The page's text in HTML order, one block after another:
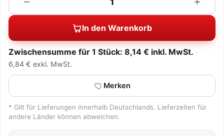
In den Warenkorb
Zwischensumme für 1 Stück: 8,14 € inkl. MwSt.
6,84 € exkl. MwSt.
Merken
* Gilt für Lieferungen innerhalb Deutschlands. Lieferzeiten für
andere Länder können abweichen.